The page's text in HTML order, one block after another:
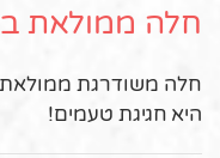
חלה ממולאת
חלה משודרגת ממולאת
היא חגיגת טעמים!